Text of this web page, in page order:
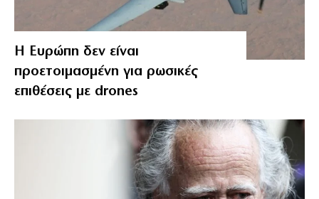
Η Ευρώπη δεν είναι
προετοιμασμένη για ρωσικές
επιθέσεις με drones